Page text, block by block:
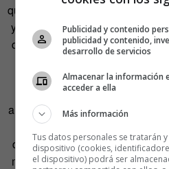
que, en términos históricos,
y deja patente que, en
del fracaso de la política, que
Estamos, sin embargo, muy
ahí. «La gente joven genera
Por eso, si bien es cierto
desproporcionadamente a los
minoría. Las sociedades viejas
Publicidad y contenido
publicidad y contenido,
desarrollo de servicios
Almacenar la información
acceder a ella
Más información
Tus datos personales se tratarán
dispositivo (cookies,
el dispositivo) podrá ser